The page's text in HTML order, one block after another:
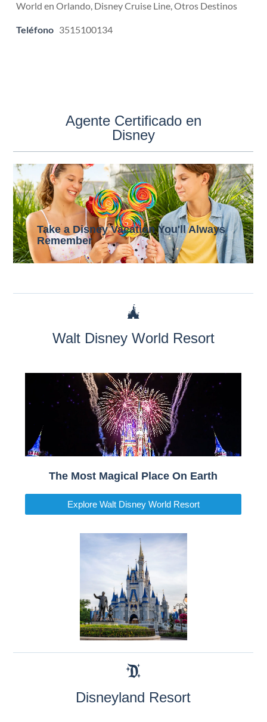
World en Orlando, Disney Cruise Line, Otros Destinos
Teléfono 3515100134